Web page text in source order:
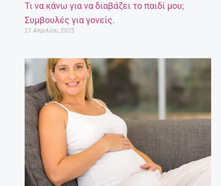
Τι να κάνω για να διαβάζει το παιδί μου;
Συμβουλές για γονείς.
27 Απριλίου, 2025